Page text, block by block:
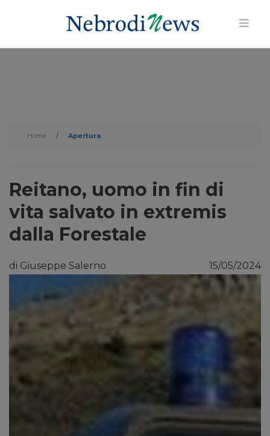
Home / Apertura
Reitano, uomo in fin di
vita salvato in extremis
dalla Forestale
di Giuseppe Salerno 15/05/2024